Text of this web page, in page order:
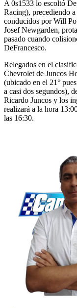
A 0s1533 lo escoltó
Racing), precediendo
conducidos por Will
Josef Newgarden,
pasado cuando
DeFrancesco.
Relegados en el
Chevrolet de Juncos
(ubicado en el 21°
a casi dos segundos),
Ricardo Juncos y los
realizará a la hora
las 16:30.